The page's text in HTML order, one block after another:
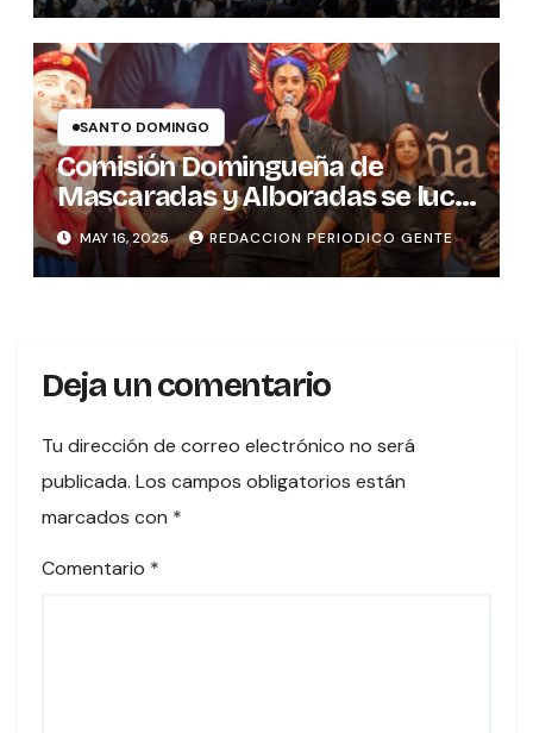
SANTO DOMINGO
Comisión Domingueña de
Mascaradas y Alboradas se luce
con premio cultural
MAY 16, 2025 REDACCION PERIODICO GENTE
Deja un comentario
Tu dirección de correo electrónico no será
publicada. Los campos obligatorios están
marcados con *
Comentario *